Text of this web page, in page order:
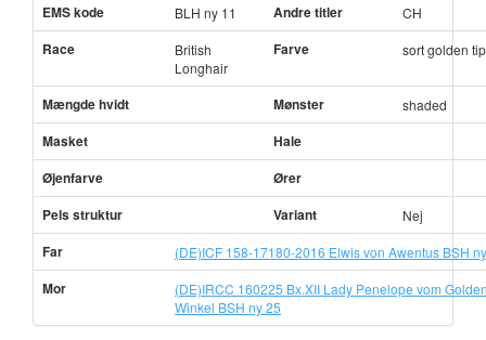
EMS kode BLH ny 11 Andre titler CH
Race
British
Longhair
Farve sort golden
Mængde hvidt Mønster shaded
Masket
Hale
Øjenfarve
Ører
Pels struktur
Variant Nej
Far (DE)ICF 158-17180-2016 Elwis von Awentus BSH
Mor
(DE)IRCC 160225 Bx.XII Lady Penelope vom
Winkel BSH ny 25